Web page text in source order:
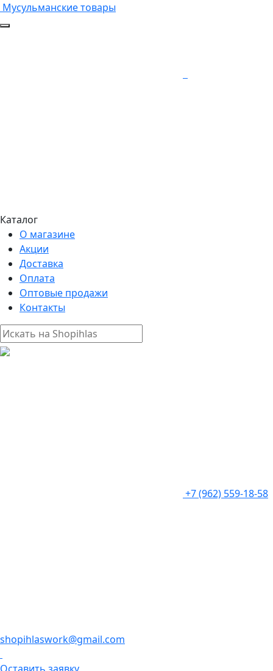
Мусульманские товары
Каталог
О магазине
Акции
Доставка
Оплата
Оптовые продажи
Контакты
+7 (962) 559-18-58
shopihlaswork@gmail.com